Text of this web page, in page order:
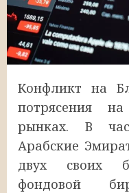
Конфликт на
потрясения
рынках. В
Арабские
двух своих
фондовой